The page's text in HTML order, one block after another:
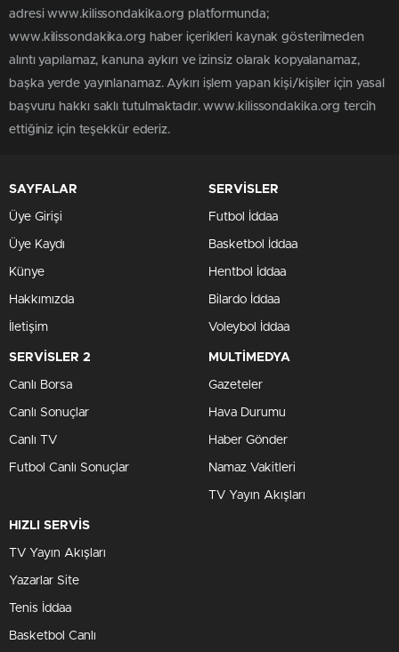
adresi www.kilissondakika.org platformunda;
www.kilissondakika.org haber içerikleri kaynak gösterilmeden
alıntı yapılamaz, kanuna aykırı ve izinsiz olarak kopyalanamaz,
başka yerde yayınlanamaz. Aykırı işlem yapan kişi/kişiler için yasal
başvuru hakkı saklı tutulmaktadır. www.kilissondakika.org tercih
ettiğiniz için teşekkür ederiz.
SAYFALAR
Üye Girişi
Üye Kaydı
Künye
Hakkımızda
İletişim
SERVİSLER
Futbol İddaa
Basketbol İddaa
Hentbol İddaa
Bilardo İddaa
Voleybol İddaa
SERVİSLER 2
Canlı Borsa
Canlı Sonuçlar
Canlı TV
Futbol Canlı Sonuçlar
MULTİMEDYA
Gazeteler
Hava Durumu
Haber Gönder
Namaz Vakitleri
TV Yayın Akışları
HIZLI SERVİS
TV Yayın Akışları
Yazarlar Site
Tenis İddaa
Basketbol Canlı